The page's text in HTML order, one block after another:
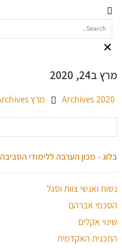
מרץ ב24, 2020
2020 Archives מרץ Archives
בלוג - מכון הערבה ללימודי הסביבה
נשות ואנשי צוות וסגל
הסכמי אברהם
שינוי אקלים
התכנית האקדמית